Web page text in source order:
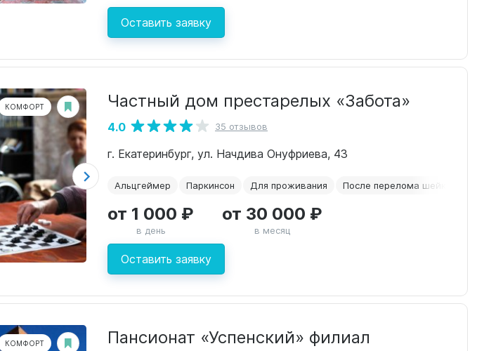
Оставить заявку
КОМФОРТ Частный дом престарелых «Забота»
4.0 35 отзывов
г. Екатеринбург, ул. Начдива Онуфриева, 43
Альцгеймер Паркинсон Для проживания После перелома шейки бедра
Оставить заявку
от 1 000 ₽
в день
от 30 000 ₽
в месяц
КОМФОРТ
Пансионат «Успенский» филиал